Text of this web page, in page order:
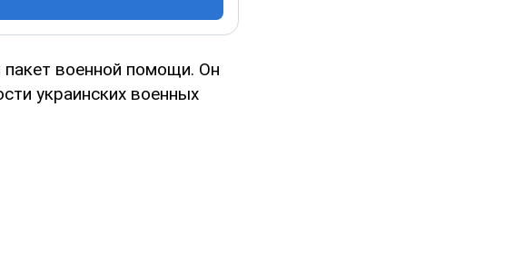
пакет военной помощи. Он
украинских военных